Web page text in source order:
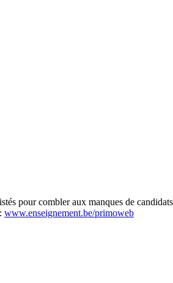
pour combler aux manques de
www.enseignement.be/primoweb